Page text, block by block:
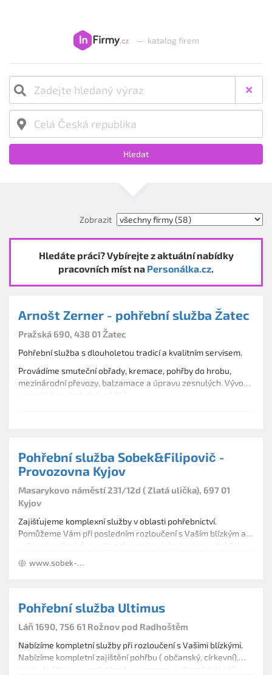
— katalog firem
Hledat
Zobrazit
Hledáte práci? Vybírejte z aktuální nabídky
pracovních míst na Personálka.cz.
Arnošt Zerner - pohřební služba Žatec
Pražská 690, 438 01 Žatec
Pohřební služba s dlouholetou tradicí a kvalitním servisem.
Provádíme smuteční obřady, kremace, pohřby do hrobu,
mezinárodní převozy, balzamace a úpravu zesnulých. Vývoz
zesnulých a sjednání pohřbů...
Pohřební služba Sobek&Filipovič -
Provozovna Kyjov
Masarykovo náměstí 231/12d ( Zlatá ulička), 697 01
Kyjov
Zajišťujeme komplexní služby v oblasti pohřebnictví.
Pomůžeme Vám při posledním rozloučení s Vaším blízkým a s
vyřízením všech formalit s tím spojených abychom ulehčili
Vám i dalším blízkým jeho odchod.
www.sobek-filipovic.cz
Pohřební služba Ultimus
Láň 1690, 756 61 Rožnov pod Radhoštěm
Nabízíme kompletní služby při rozloučení s Vašimi blízkými.
Nabízíme kompletní zajištění pohřbu ( občanský, církevní),
parte, květiny, vykopání hrobu, kremace, vyřízení dokladů a